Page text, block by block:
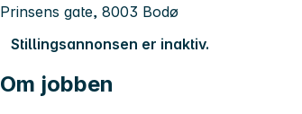
Prinsens gate, 8003 Bodø
Stillingsannonsen er inaktiv.
Om jobben